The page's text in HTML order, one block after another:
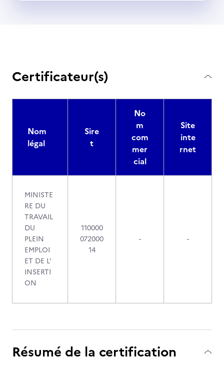
Certificateur(s)
Nom
légal
Sire
t
No
m
com
mer
cial
Site
inte
rnet
MINISTE
RE DU
TRAVAIL
DU
PLEIN
EMPLOI
ET DE L'
INSERTI
ON
110000
072000
14
- -
Résumé de la certification